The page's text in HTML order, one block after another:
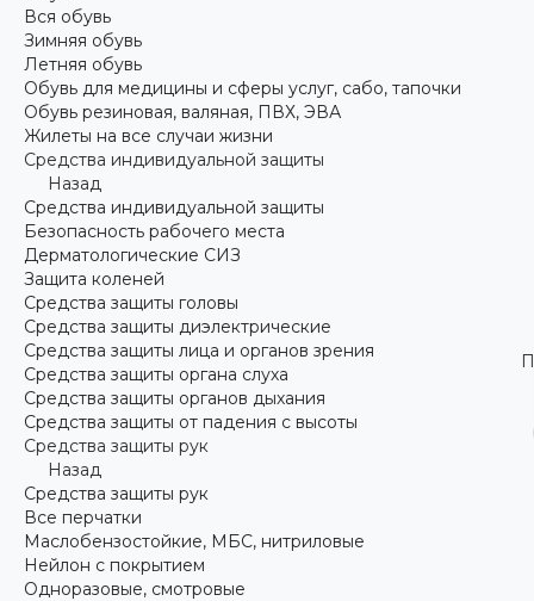
Вся обувь
Зимняя обувь
Летняя обувь
Обувь для медицины и сферы услуг, сабо, тапочки
Обувь резиновая, валяная, ПВХ, ЭВА
Жилеты на все случаи жизни
Средства индивидуальной защиты
Назад
Средства индивидуальной защиты
Безопасность рабочего места
Дерматологические СИЗ
Защита коленей
Средства защиты головы
Средства защиты диэлектрические
Средства защиты лица и органов зрения
Средства защиты органа слуха
Средства защиты органов дыхания
Средства защиты от падения с высоты
Средства защиты рук
Назад
Средства защиты рук
Все перчатки
Маслобензостойкие, МБС, нитриловые
Нейлон с покрытием
Одноразовые, смотровые